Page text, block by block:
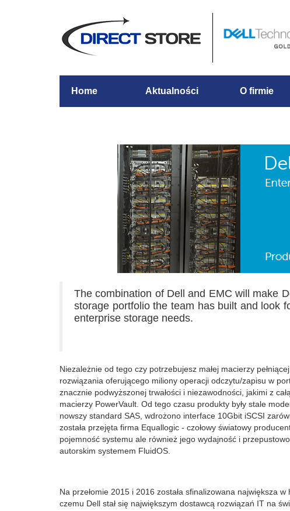
Home Aktualności O firmie
The combination of Dell and EMC will make
storage portfolio the team has built and look
enterprise storage needs.
Niezależnie od tego czy potrzebujesz małej macierzy
rozwiązania oferującego miliony operacji odczytu/zapisu w
znacznie podwyższonej trwałości i niezawodności, jakimi z
macierzy PowerVault. Od tego czasu produkty były stale
nowszy standard SAS, wdrożono interface 10Gbit iSCSI
została przejęta firma Equallogic - czołowy światowy
pojemność systemu ale również jego wydajność i
autorskim systemem FluidOS.
Na przełomie 2015 i 2016 została sfinalizowana największa
czemu Dell stał się największym dostawcą rozwiązań IT na